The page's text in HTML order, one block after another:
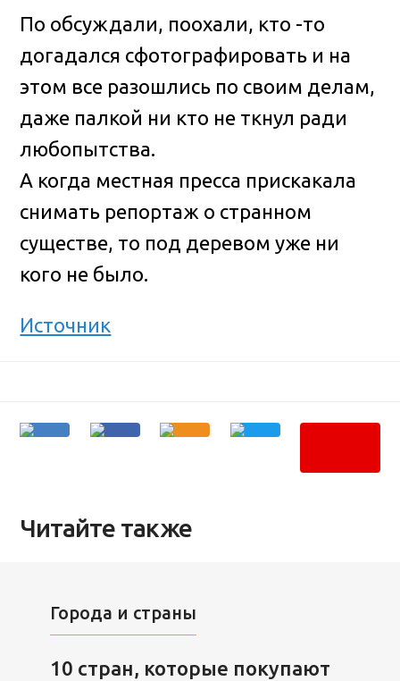
По обсуждали, поохали, кто -то
догадался сфотографировать и на
этом все разошлись по своим делам,
даже палкой ни кто не ткнул ради
любопытства.
А когда местная пресса прискакала
снимать репортаж о странном
существе, то под деревом уже ни
кого не было.
Источник
Читайте также
Города и страны
10 стран, которые покупают